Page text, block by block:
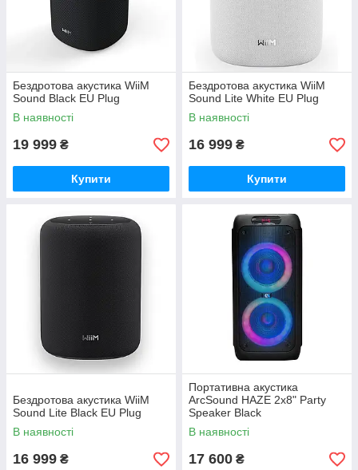
Бездротова акустика WiiM
Sound Black EU Plug
В наявності
19 999 ₴
Купити
Бездротова акустика WiiM
Sound Lite White EU Plug
В наявності
16 999 ₴
Купити
Бездротова акустика WiiM
Sound Lite Black EU Plug
В наявності
16 999 ₴
Портативна акустика
ArcSound HAZE 2x8" Party
Speaker Black
В наявності
17 600 ₴